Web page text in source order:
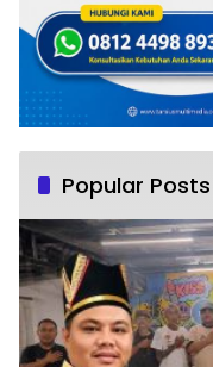
Popular Posts